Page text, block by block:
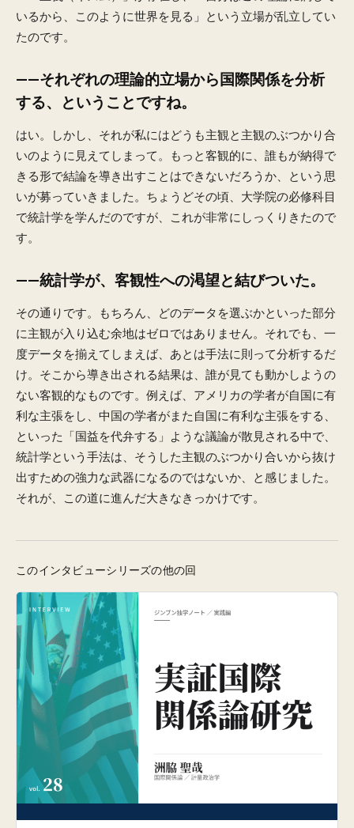
いるから、このように世界を見る」という立場が乱立してい
たのです。
——それぞれの理論的立場から国際関係を分析
する、ということですね。
はい。しかし、それが私にはどうも主観と主観のぶつかり合
いのように見えてしまって。もっと客観的に、誰もが納得で
きる形で結論を導き出すことはできないだろうか、という思
いが募っていきました。ちょうどその頃、大学院の必修科目
で統計学を学んだのですが、これが非常にしっくりきたので
す。
——統計学が、客観性への渇望と結びついた。
その通りです。もちろん、どのデータを選ぶかといった部分
に主観が入り込む余地はゼロではありません。それでも、一
度データを揃えてしまえば、あとは手法に則って分析するだ
け。そこから導き出される結果は、誰が見ても動かしようの
ない客観的なものです。例えば、アメリカの学者が自国に有
利な主張をし、中国の学者がまた自国に有利な主張をする、
といった「国益を代弁する」ような議論が散見される中で、
統計学という手法は、そうした主観のぶつかり合いから抜け
出すための強力な武器になるのではないか、と感じました。
それが、この道に進んだ大きなきっかけです。
このインタビューシリーズの他の回